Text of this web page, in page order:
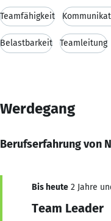
Teamfähigkeit
Belastbarkeit Teamleitung
Werdegang
Berufserfahrung von
Bis heute 2 Jahre
Team Leader